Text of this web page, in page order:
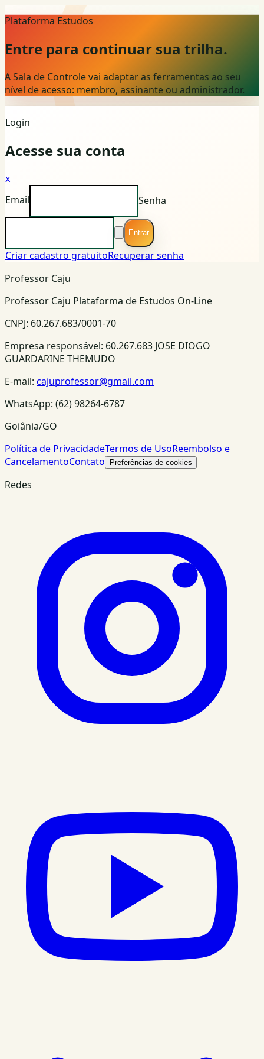
Plataforma Estudos
Entre para continuar sua trilha.
A Sala de Controle vai adaptar as ferramentas ao seu
nível de acesso: membro, assinante ou administrador.
Login
Acesse sua conta
x
Email
Senha
Entrar
Criar cadastro gratuitoRecuperar senha
Professor Caju
Professor Caju Plataforma de Estudos On-Line
CNPJ: 60.267.683/0001-70
Empresa responsável: 60.267.683 JOSE DIOGO
GUARDARINE THEMUDO
E-mail: cajuprofessor@gmail.com
WhatsApp: (62) 98264-6787
Goiânia/GO
Política de PrivacidadeTermos de UsoReembolso e
CancelamentoContato Preferências de cookies
Redes